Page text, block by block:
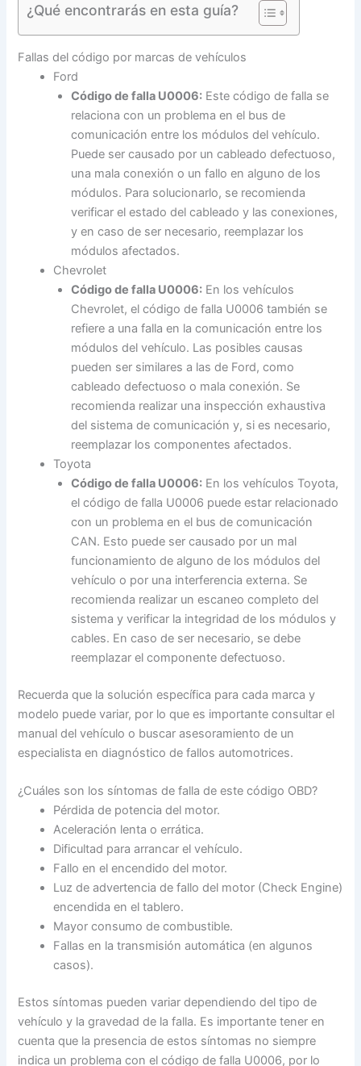
¿Qué encontrarás en esta guía?
Fallas del código por marcas de vehículos
Ford
Código de falla U0006: Este código de falla se
relaciona con un problema en el bus de
comunicación entre los módulos del vehículo.
Puede ser causado por un cableado defectuoso,
una mala conexión o un fallo en alguno de los
módulos. Para solucionarlo, se recomienda
verificar el estado del cableado y las conexiones,
y en caso de ser necesario, reemplazar los
módulos afectados.
Chevrolet
Código de falla U0006: En los vehículos
Chevrolet, el código de falla U0006 también se
refiere a una falla en la comunicación entre los
módulos del vehículo. Las posibles causas
pueden ser similares a las de Ford, como
cableado defectuoso o mala conexión. Se
recomienda realizar una inspección exhaustiva
del sistema de comunicación y, si es necesario,
reemplazar los componentes afectados.
Toyota
Código de falla U0006: En los vehículos Toyota,
el código de falla U0006 puede estar relacionado
con un problema en el bus de comunicación
CAN. Esto puede ser causado por un mal
funcionamiento de alguno de los módulos del
vehículo o por una interferencia externa. Se
recomienda realizar un escaneo completo del
sistema y verificar la integridad de los módulos y
cables. En caso de ser necesario, se debe
reemplazar el componente defectuoso.
Recuerda que la solución específica para cada marca y
modelo puede variar, por lo que es importante consultar el
manual del vehículo o buscar asesoramiento de un
especialista en diagnóstico de fallos automotrices.
¿Cuáles son los síntomas de falla de este código OBD?
Pérdida de potencia del motor.
Aceleración lenta o errática.
Dificultad para arrancar el vehículo.
Fallo en el encendido del motor.
Luz de advertencia de fallo del motor (Check Engine)
encendida en el tablero.
Mayor consumo de combustible.
Fallas en la transmisión automática (en algunos
casos).
Estos síntomas pueden variar dependiendo del tipo de
vehículo y la gravedad de la falla. Es importante tener en
cuenta que la presencia de estos síntomas no siempre
indica un problema con el código de falla U0006, por lo